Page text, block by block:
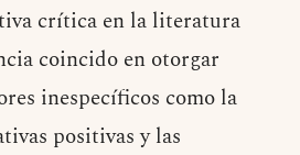
crítica en la literatura
coincido en otorgar
inespecíficos como la
positivas y las